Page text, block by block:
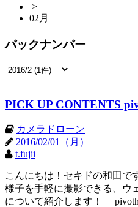
>
02月
バックナンバー
PICK UP CONTENTS
カメラドローン
2016/02/01（月）
t.fujii
こんにちは！セキドの和田で
様子を手軽に撮影できる、ウ
について紹介します！